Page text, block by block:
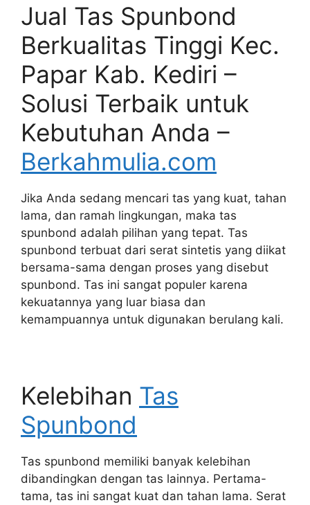
Jual Tas Spunbond
Berkualitas Tinggi Kec.
Papar Kab. Kediri –
Solusi Terbaik untuk
Kebutuhan Anda –
Berkahmulia.com
Jika Anda sedang mencari tas yang kuat, tahan
lama, dan ramah lingkungan, maka tas
spunbond adalah pilihan yang tepat. Tas
spunbond terbuat dari serat sintetis yang diikat
bersama-sama dengan proses yang disebut
spunbond. Tas ini sangat populer karena
kekuatannya yang luar biasa dan
kemampuannya untuk digunakan berulang kali.
Kelebihan Tas
Spunbond
Tas spunbond memiliki banyak kelebihan
dibandingkan dengan tas lainnya. Pertama-
tama, tas ini sangat kuat dan tahan lama. Serat